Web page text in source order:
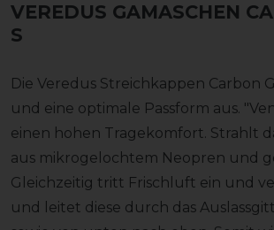
VEREDUS GAMASCHEN
S
Die Veredus Streichkappen Carbon
und eine optimale Passform aus.
einen hohen Tragekomfort. Strahlt
aus mikrogelochtem Neopren und
Gleichzeitig tritt Frischluft ein und
und leitet diese durch das